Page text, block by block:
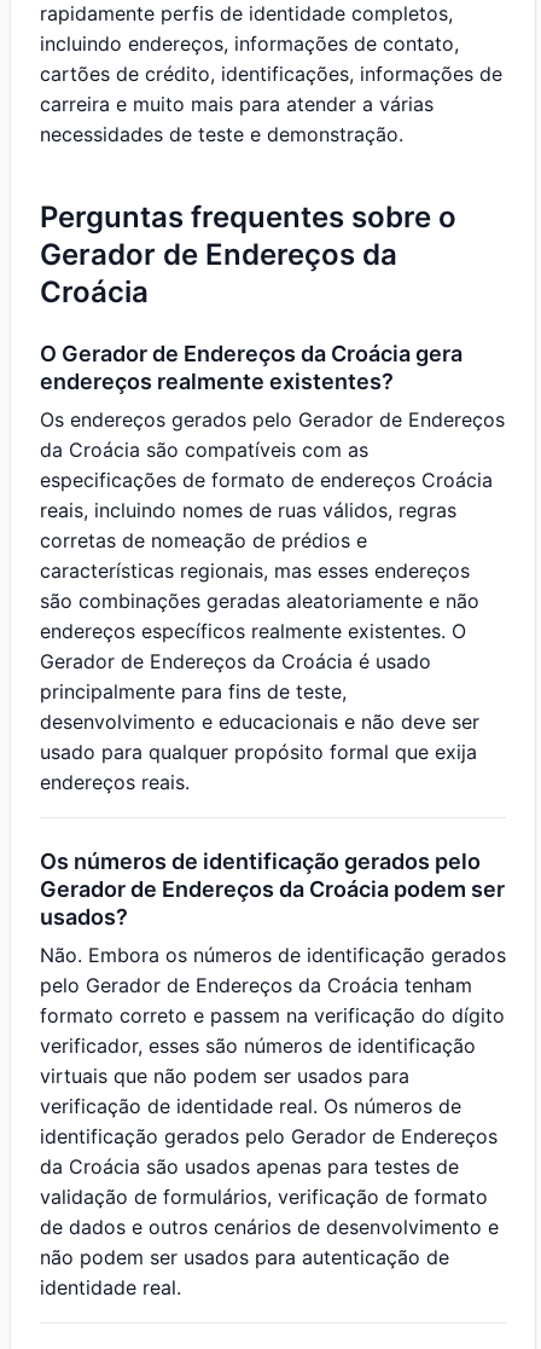
rapidamente perfis de identidade completos,
incluindo endereços, informações de contato,
cartões de crédito, identificações, informações de
carreira e muito mais para atender a várias
necessidades de teste e demonstração.
Perguntas frequentes sobre o
Gerador de Endereços da
Croácia
O Gerador de Endereços da Croácia gera
endereços realmente existentes?
Os endereços gerados pelo Gerador de Endereços
da Croácia são compatíveis com as
especificações de formato de endereços Croácia
reais, incluindo nomes de ruas válidos, regras
corretas de nomeação de prédios e
características regionais, mas esses endereços
são combinações geradas aleatoriamente e não
endereços específicos realmente existentes. O
Gerador de Endereços da Croácia é usado
principalmente para fins de teste,
desenvolvimento e educacionais e não deve ser
usado para qualquer propósito formal que exija
endereços reais.
Os números de identificação gerados pelo
Gerador de Endereços da Croácia podem ser
usados?
Não. Embora os números de identificação gerados
pelo Gerador de Endereços da Croácia tenham
formato correto e passem na verificação do dígito
verificador, esses são números de identificação
virtuais que não podem ser usados para
verificação de identidade real. Os números de
identificação gerados pelo Gerador de Endereços
da Croácia são usados apenas para testes de
validação de formulários, verificação de formato
de dados e outros cenários de desenvolvimento e
não podem ser usados para autenticação de
identidade real.